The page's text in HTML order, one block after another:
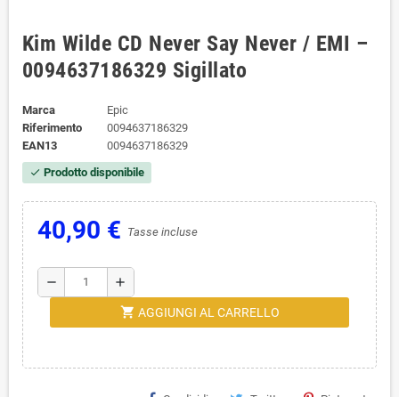
Kim Wilde CD Never Say Never / EMI –
0094637186329 Sigillato
Marca
Epic
Riferimento
0094637186329
EAN13
0094637186329
check Prodotto disponibile
40,90 € Tasse incluse
remove add
shopping_cart AGGIUNGI AL CARRELLO